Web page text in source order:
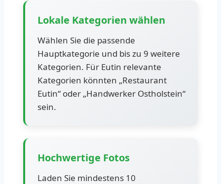
Lokale Kategorien wählen
Wählen Sie die passende
Hauptkategorie und bis zu 9 weitere
Kategorien. Für Eutin relevante
Kategorien könnten „Restaurant
Eutin“ oder „Handwerker Ostholstein“
sein.
Hochwertige Fotos
Laden Sie mindestens 10